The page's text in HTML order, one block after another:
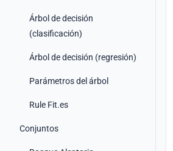
Árbol de decisión
(clasificación)
Árbol de decisión (regresión)
Parámetros del árbol
Rule Fit.es
Conjuntos